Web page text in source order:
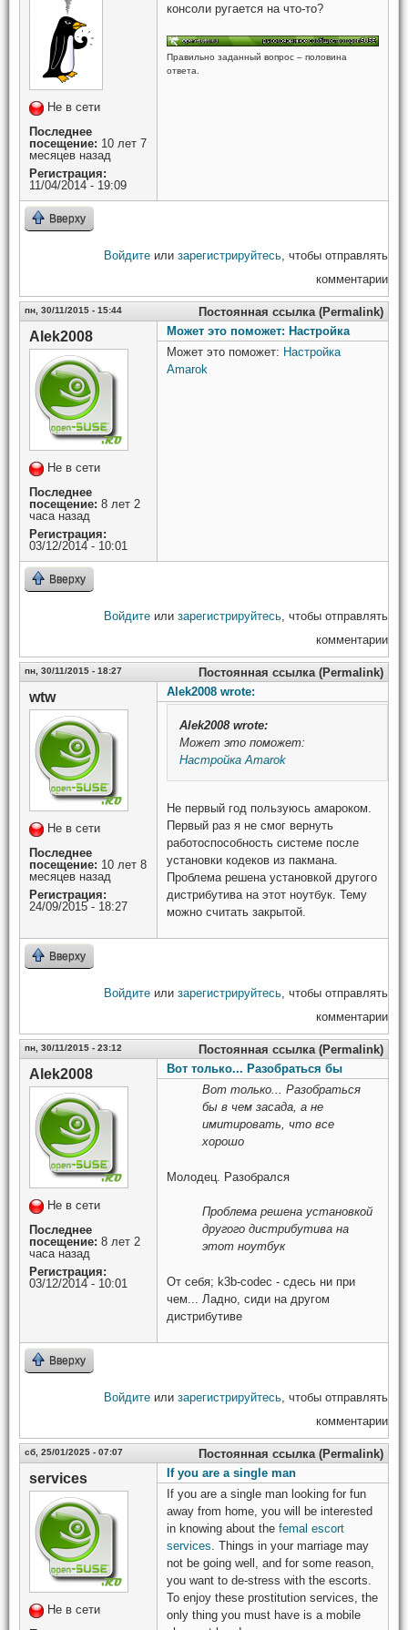
Не в сети
Последнее
посещение: 10 лет 7
месяцев назад
Регистрация:
11/04/2014 - 19:09
консоли ругается на что-то?
Правильно заданный вопрос – половина
ответа.
Вверху
Войдите или зарегистрируйтесь, чтобы отправлять
комментарии
пн, 30/11/2015 - 15:44 Постоянная ссылка (Permalink)
Alek2008
Не в сети
Последнее
посещение: 8 лет 2
часа назад
Регистрация:
03/12/2014 - 10:01
Может это поможет: Настройка
Может это поможет: Настройка
Amarok
Вверху
Войдите или зарегистрируйтесь, чтобы отправлять
комментарии
пн, 30/11/2015 - 18:27 Постоянная ссылка (Permalink)
wtw
Не в сети
Последнее
посещение: 10 лет 8
месяцев назад
Регистрация:
24/09/2015 - 18:27
Alek2008 wrote:
Alek2008wrote:
Может это поможет:
Настройка Amarok
Не первый год пользуюсь амароком.
Первый раз я не смог вернуть
работоспособность системе после
установки кодеков из пакмана.
Проблема решена установкой другого
дистрибутива на этот ноутбук. Тему
можно считать закрытой.
Вверху
Войдите или зарегистрируйтесь, чтобы отправлять
комментарии
пн, 30/11/2015 - 23:12 Постоянная ссылка (Permalink)
Alek2008
Не в сети
Последнее
посещение: 8 лет 2
часа назад
Регистрация:
03/12/2014 - 10:01
Вот только... Разобраться бы
Вот только... Разобраться
бы в чем засада, а не
имитировать, что все
хорошо
Молодец. Разобрался
Проблема решена установкой
другого дистрибутива на
этот ноутбук
От себя; k3b-codec - сдесь ни при
чем... Ладно, сиди на другом
дистрибутиве
Вверху
Войдите или зарегистрируйтесь, чтобы отправлять
комментарии
сб, 25/01/2025 - 07:07 Постоянная ссылка (Permalink)
services
Не в сети
If you are a single man
If you are a single man looking for fun
away from home, you will be interested
in knowing about the femal escort
services. Things in your marriage may
not be going well, and for some reason,
you want to de-stress with the escorts.
To enjoy these prostitution services, the
only thing you must have is a mobile